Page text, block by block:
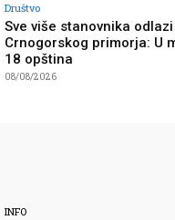
Društvo
Sve više stanovnika
Crnogorskog primorja: U
18 opština
08/08/2026
INFO